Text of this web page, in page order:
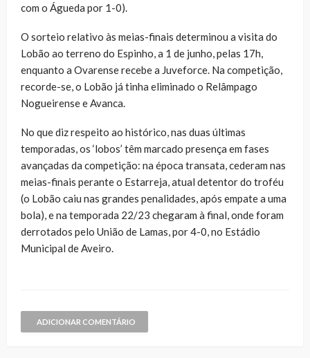
com o Águeda por 1-0).
O sorteio relativo às meias-finais determinou a visita do
Lobão ao terreno do Espinho, a 1 de junho, pelas 17h,
enquanto a Ovarense recebe a Juveforce. Na competição,
recorde-se, o Lobão já tinha eliminado o Relâmpago
Nogueirense e Avanca.
No que diz respeito ao histórico, nas duas últimas
temporadas, os ‘lobos’ têm marcado presença em fases
avançadas da competição: na época transata, cederam nas
meias-finais perante o Estarreja, atual detentor do troféu
(o Lobão caiu nas grandes penalidades, após empate a uma
bola), e na temporada 22/23 chegaram à final, onde foram
derrotados pelo União de Lamas, por 4-0, no Estádio
Municipal de Aveiro.
ADICIONAR COMENTÁRIO